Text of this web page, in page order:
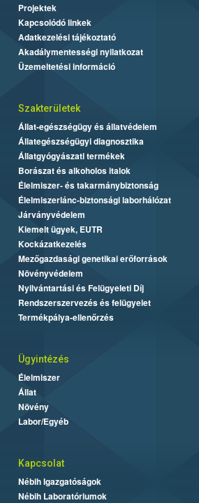
Projektek
Kapcsolódó linkek
Adatkezelési tájékoztató
Akadálymentességi nyilatkozat
Üzemeltetési információ
Szakterületek
Állat-egészségügy és állatvédelem
Állategészségügyi diagnosztika
Állatgyógyászati termékek
Borászat és alkoholos italok
Élelmiszer- és takarmánybiztonság
Élelmiszerlánc-biztonsági laborhálózat
Járványvédelem
Kiemelt ügyek, EUTR
Kockázatkezelés
Mezőgazdasági genetikai erőforrások
Növényvédelem
Nyilvántartási és Felügyeleti Díj
Rendszerszervezés és felügyelet
Termékpálya-ellenőrzés
Ügyintézés
Élelmiszer
Állat
Növény
Labor/Egyéb
Kapcsolat
Nébih Igazgatóságok
Nébih Laboratóriumok